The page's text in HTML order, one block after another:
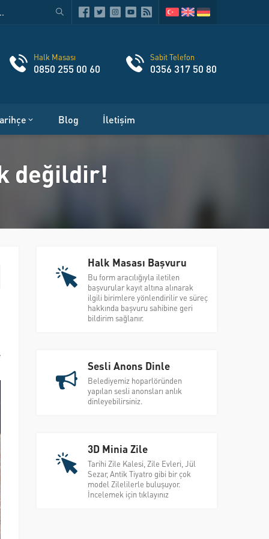
Halk Masası
0850 255 00 60
Sabit Telefon
0356 317 50 80
Blog İletişim
değildir!
Halk Masası Başvuru
Bu form aracılığıyla iletilen
başvurular kayıt altına alınarak
ilgili birimlere yönlendirilir ve süreç
hakkında başvuru sahibine geri
bildirim sağlanır.
Sesli Anons Dinle
Belediyemiz hoparlöründen
yapılan sesli anonsları anlık
dinleyebilirsiniz.
3D Minia Zile
Tarihi Zile Kalesi, Zile Evleri, Jül
Sezar, Antik Tiyatro gibi bir çok
model Zilelilerle buluşuyor.
İncelemek için tıklayınız